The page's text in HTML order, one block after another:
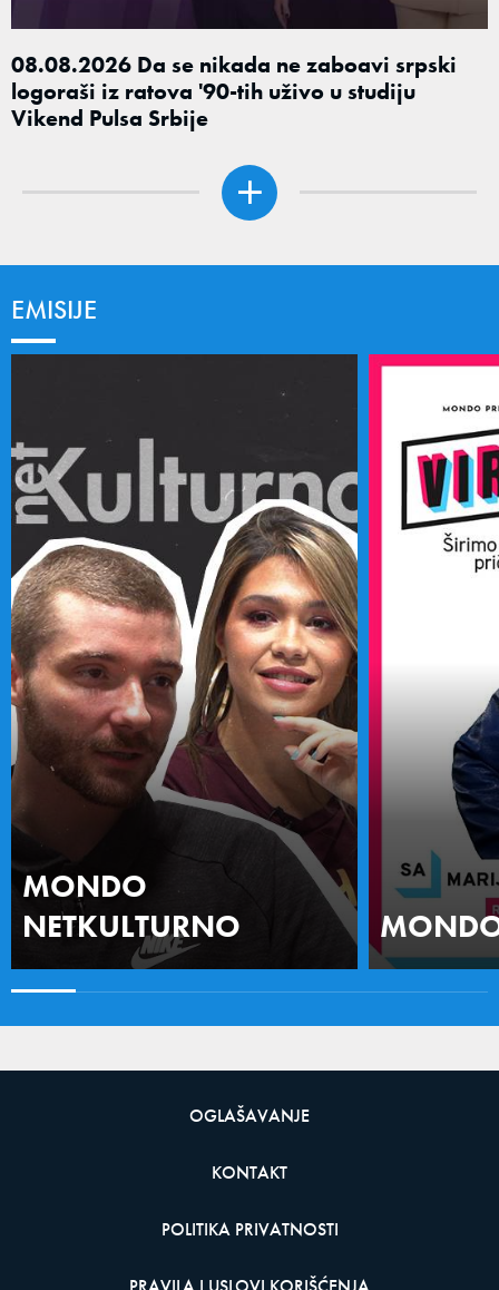
08.08.2026 Da se nikada ne zaboavi srpski
logoraši iz ratova '90-tih uživo u studiju
Vikend Pulsa Srbije
EMISIJE
MONDO
NETKULTURNO
OGLAŠAVANJE
KONTAKT
POLITIKA PRIVATNOSTI